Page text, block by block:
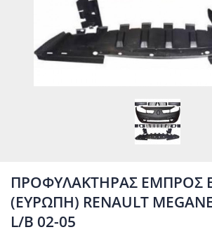
ΠΡΟΦΥΛΑΚΤΗΡΑΣ ΕΜΠΡΟΣ
(ΕΥΡΩΠΗ) RENAULT
L/B 02-05